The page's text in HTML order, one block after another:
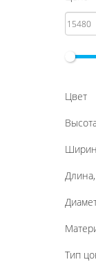
Цвет
Тип